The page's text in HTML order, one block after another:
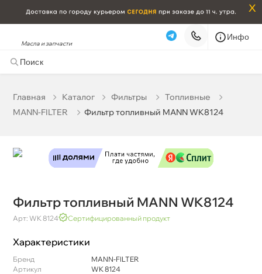
x
Масла и запчасти
Инфо
Главная Катало Фильтры
Топливные
MANN-FILTER
Фильтр топливный MANN WK8124
Фильтр топливный MANN WK8124
Арт: WK 8124 Сертифицированный продукт
Характеристики
Бренд
MANN-FILTER
Артикул
WK 8124
Самовывоз